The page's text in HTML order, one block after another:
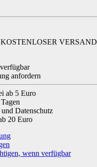
KOSTENLOSER VERSAND
anfordern
ab 5 Euro
Datenschutz
20 Euro
wenn verfügbar